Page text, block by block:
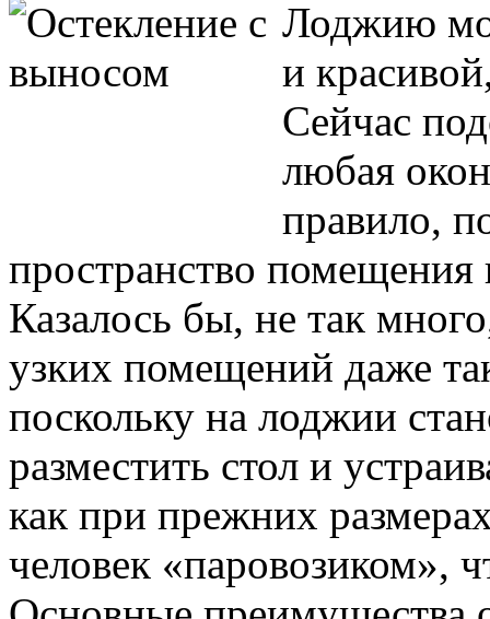
Лоджию
и
Сейчас
любая
правило,
пространство
Казалось бы, не так
узких помещений даже
поскольку на лоджии
разместить стол и
как при прежних
человек «паровозиком»,